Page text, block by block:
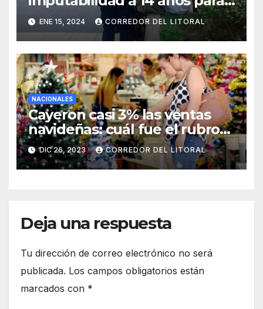
todo tipo de delitos
ENE 15, 2024 CORREDOR DEL LITORAL
NACIONALES
Cayeron casi 3% las ventas
navideñas: cuál fue el rubro
más afectado
DIC 26, 2023 CORREDOR DEL LITORAL
Deja una respuesta
Tu dirección de correo electrónico no será
publicada. Los campos obligatorios están
marcados con *